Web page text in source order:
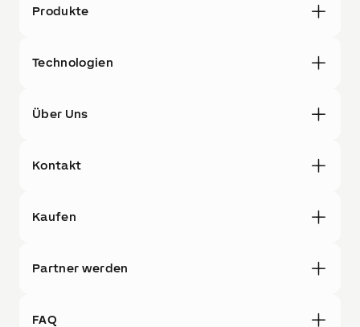
Produkte
Technologien
Über Uns
Kontakt
Kaufen
Partner werden
FAQ